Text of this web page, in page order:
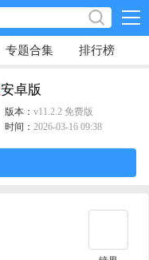
专题合集 排行榜
安卓版
版本： v11.2.2 免费版
时间： 2026-03-16 09:38